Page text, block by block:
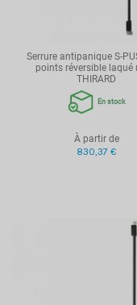
Serrure antipanique S-
points réversible laqué
THIRARD
En stock
À partir de
830,37 €